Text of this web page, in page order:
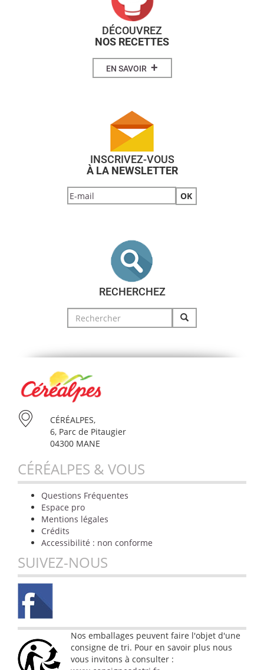
DÉCOUVREZ
NOS RECETTES
EN SAVOIR +
INSCRIVEZ-VOUS
À LA NEWSLETTER
RECHERCHEZ
Search
for:
CÉRÉALPES,
6, Parc de Pitaugier
04300 MANE
CÉRÉALPES & VOUS
Questions Fréquentes
Espace pro
Mentions légales
Crédits
Accessibilité : non conforme
SUIVEZ-NOUS
Nos emballages peuvent faire l'objet d'une
consigne de tri. Pour en savoir plus nous
vous invitons à consulter :